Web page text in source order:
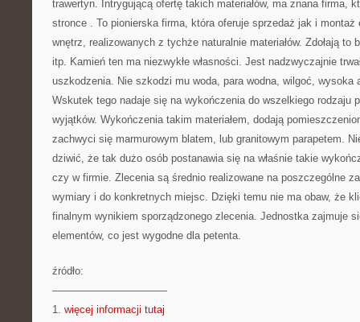
trawertyn. Intrygującą ofertę takich materiałów, ma znana firma,
stronce . To pionierska firma, która oferuje sprzedaż jak i montaż
wnętrz, realizowanych z tychże naturalnie materiałów. Zdołają to
itp. Kamień ten ma niezwykłe własności. Jest nadzwyczajnie
uszkodzenia. Nie szkodzi mu woda, para wodna, wilgoć, wysoka
Wskutek tego nadaje się na wykończenia do wszelkiego rodzaju
wyjątków. Wykończenia takim materiałem, dodają
zachwyci się marmurowym blatem, lub granitowym parapetem.
dziwić, że tak dużo osób postanawia się na właśnie takie
czy w firmie. Zlecenia są średnio realizowane na poszczególne
wymiary i do konkretnych miejsc. Dzięki temu nie ma obaw, że
finalnym wynikiem sporządzonego zlecenia. Jednostka zajmuje
elementów, co jest wygodne dla petenta.
źródło:
———————————
1. więcej informacji tutaj